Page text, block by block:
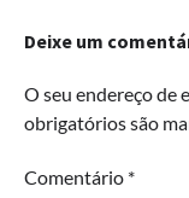
Deixe um
O seu endereço de
obrigatórios são
Comentário *